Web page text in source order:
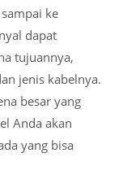
ke
dapat
tujuannya,
jenis kabelnya.
besar yang
Anda akan
yang bisa